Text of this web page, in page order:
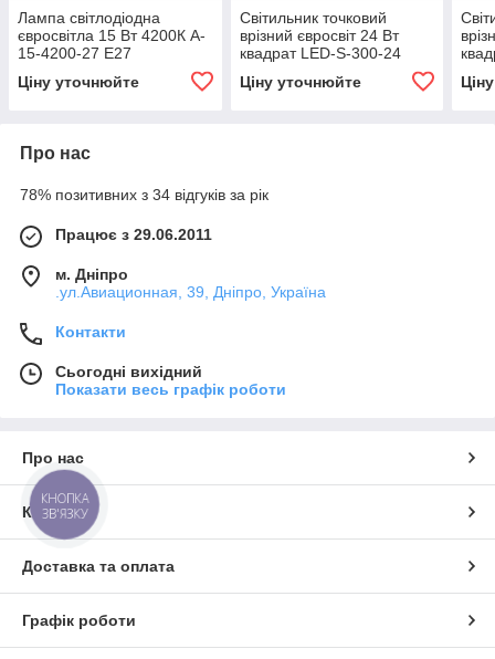
Лампа світлодіодна
євросвітла 15 Вт 4200К A-
15-4200-27 Е27
Ціну уточнюйте
Світильник точковий
врізний євросвіт 24 Вт
квадрат LED-S-300-24
Ціну уточнюйте
Про нас
78% позитивних з 34 відгуків за рік
Працює з 29.06.2011
м. Дніпро
.ул.Авиационная, 39, Дніпро, Україна
Контакти
Сьогодні вихідний
Показати весь графік роботи
Про нас
Контакти
Доставка та оплата
Графік роботи
КНОПКА
ЗВ'ЯЗКУ